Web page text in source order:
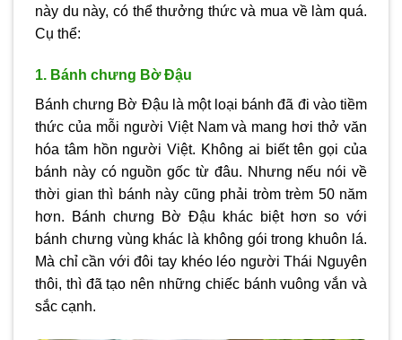
này du này, có thể thưởng thức và mua về làm quá.
Cụ thể:
1. Bánh chưng Bờ Đậu
Bánh chưng Bờ Đậu là một loại bánh đã đi vào tiềm
thức của mỗi người Việt Nam và mang hơi thở văn
hóa tâm hồn người Việt. Không ai biết tên gọi của
bánh này có nguồn gốc từ đâu. Nhưng nếu nói về
thời gian thì bánh này cũng phải tròm trèm 50 năm
hơn. Bánh chưng Bờ Đậu khác biệt hơn so với
bánh chưng vùng khác là không gói trong khuôn lá.
Mà chỉ cần với đôi tay khéo léo người Thái Nguyên
thôi, thì đã tạo nên những chiếc bánh vuông vắn và
sắc cạnh.